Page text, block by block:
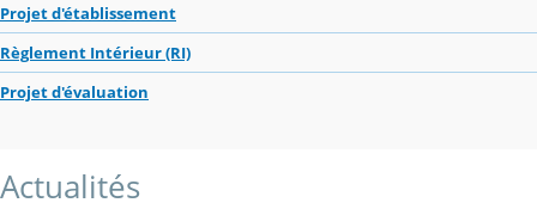
Projet d'établissement
Règlement Intérieur (RI)
Projet d'évaluation
Actualités